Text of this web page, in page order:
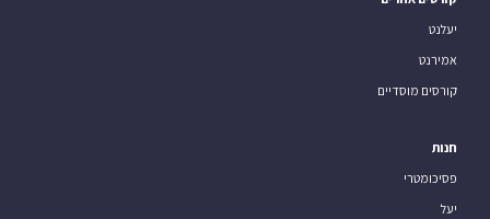
יעלנט
אמירנט
קורסים מוסדיים
חנות
פסיכומטרי
יעל